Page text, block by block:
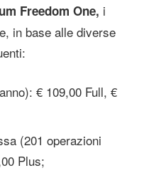
Freedom One, i
in base alle diverse
€ 109,00 Full, €
(201 operazioni
Plus;